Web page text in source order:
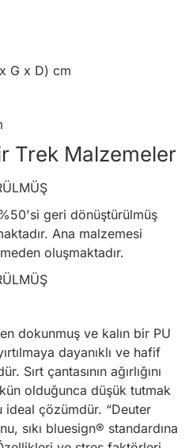
G x D) cm
Trek Malzemeler
geri dönüştürülmüş
Ana malzemesi
oluşmaktadır.
dokunmuş ve kalın bir PU
dayanıklı ve hafif
Sırt çantasının ağırlığını
olduğunca düşük tutmak
çözümdür. “Deuter
sıkı bluesign® standardına